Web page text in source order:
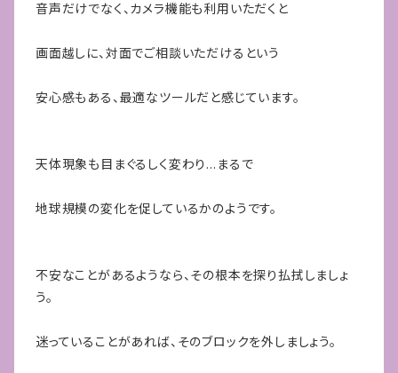
音声だけでなく、カメラ機能も利用いただくと
画面越しに、対面でご相談いただけるという
安心感もある、最適なツールだと感じています。
天体現象も目まぐるしく変わり…まるで
地球規模の変化を促しているかのようです。
不安なことがあるようなら、その根本を探り払拭しましょ
う。
迷っていることがあれば、そのブロックを外しましょう。